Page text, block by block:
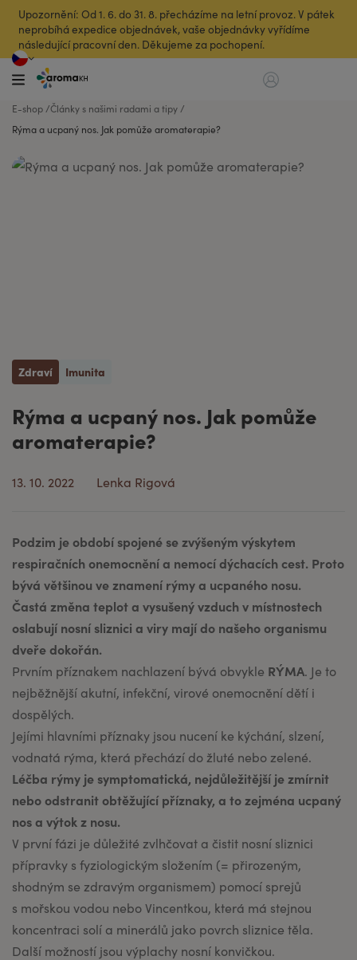
Upozornění: Od 1. 6. do 31. 8. přecházíme na letní provoz. V pátek
neprobíhá expedice objednávek, vaše objednávky vyřídíme
následující pracovní den. Děkujeme za pochopení.
E-shop Články s našimi radami a tipy
Rýma a ucpaný nos. Jak pomůže aromaterapie?
Zdraví Imunita
Rýma a ucpaný nos. Jak pomůže
aromaterapie?
13. 10. 2022 Lenka Rigová
Podzim je období spojené se zvýšeným výskytem
respiračních onemocnění a nemocí dýchacích cest. Proto
bývá většinou ve znamení rýmy a ucpaného nosu.
Častá změna teplot a vysušený vzduch v místnostech
oslabují nosní sliznici a viry mají do našeho organismu
dveře dokořán.
Prvním příznakem nachlazení bývá obvykle RÝMA. Je to
nejběžnější akutní, infekční, virové onemocnění dětí i
dospělých.
Jejími hlavními příznaky jsou nucení ke kýchání, slzení,
vodnatá rýma, která přechází do žluté nebo zelené.
Léčba rýmy je symptomatická, nejdůležitější je zmírnit
nebo odstranit obtěžující příznaky, a to zejména ucpaný
nos a výtok z nosu.
V první fázi je důležité zvlhčovat a čistit nosní sliznici
přípravky s fyziologickým složením (= přirozeným,
shodným se zdravým organismem) pomocí sprejů
s mořskou vodou nebo Vincentkou, která má stejnou
koncentraci solí a minerálů jako povrch sliznice těla.
Další možností jsou výplachy nosní konvičkou.